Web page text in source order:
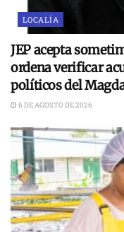
LOCALÍA
JEP acepta
ordena verificar
políticos del
6 DE AGOSTO DE 2026